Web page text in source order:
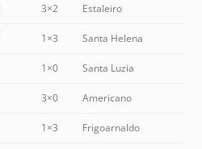
3×2 Estaleiro
1×3 Santa Helena
1×0 Santa Luzia
3×0 Americano
1×3 Frigoarnaldo